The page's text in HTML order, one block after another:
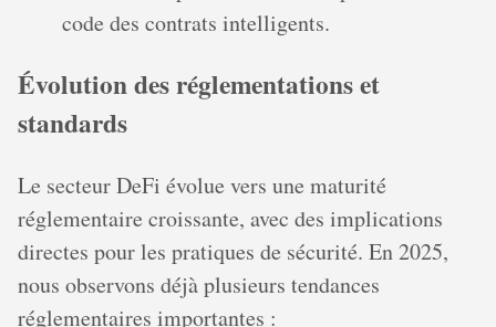
code des contrats intelligents.
Évolution des réglementations et
standards
Le secteur DeFi évolue vers une maturité
réglementaire croissante, avec des implications
directes pour les pratiques de sécurité. En 2025,
nous observons déjà plusieurs tendances
réglementaires importantes :